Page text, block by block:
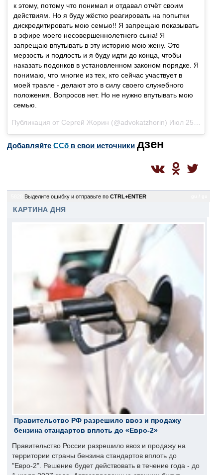
к этому, потому что понимал и отдавал отчёт своим
действиям. Но я буду жёстко реагировать на попытки
дискредитировать мою семью!! Я запрещаю показывать
в эфире моего несовершеннолетнего сына! Я
запрещаю впутывать в эту историю мою жену. Это
мерзость и подлость и я буду идти до конца, чтобы
наказать подонков в установленном законом порядке. Я
понимаю, что многие из тех, кто сейчас участвует в
моей травле - делают это в силу своего служебного
положения. Вопросов нет. Но не нужно впутывать мою
семью.
Добавляйте CСб в свои источники дзен
Выделите ошибку и отправьте по CTRL+ENTER
КАРТИНА ДНЯ
Правительство РФ разрешило ввоз и продажу
бензина стандартов вплоть до «Евро-2»
Правительство России разрешило ввоз и продажу на
территории страны бензина стандартов вплоть до
"Евро-2". Решение будет действовать в течение года - до